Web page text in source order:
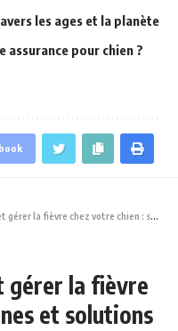
les ages et la planète
assurance pour chien ?
fièvre chez votre chien : signes et solutions
gérer la fièvre
et solutions